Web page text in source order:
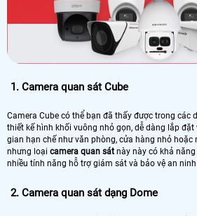
1. Camera quan sát Cube
Camera Cube có thể bạn đã thấy được trong các
thiết kế hình khối vuông nhỏ gọn, dễ dàng lắp
gian hạn chế như văn phòng, cửa hàng nhỏ hoặc
nhưng loại camera quan sát này này có khả
nhiều tính năng hỗ trợ giám sát và bảo vệ an
2. Camera quan sát dạng Dome